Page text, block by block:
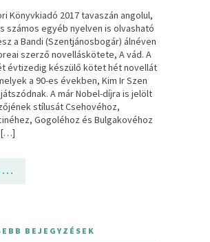
Könyvkiadó 2017 tavaszán angolul,
számos egyéb nyelven is olvasható
a Bandi (Szentjánosbogár) álnéven
szerző novelláskötete, A vád. A
évtizedig készülő kötet hét novellát
a 90-es években, Kim Ir Szen
A már Nobel-díjra is jelölt
stílusát Csehovéhoz,
Gogoléhoz és Bulgakovéhoz
[…]
BEJEGYZÉSEK